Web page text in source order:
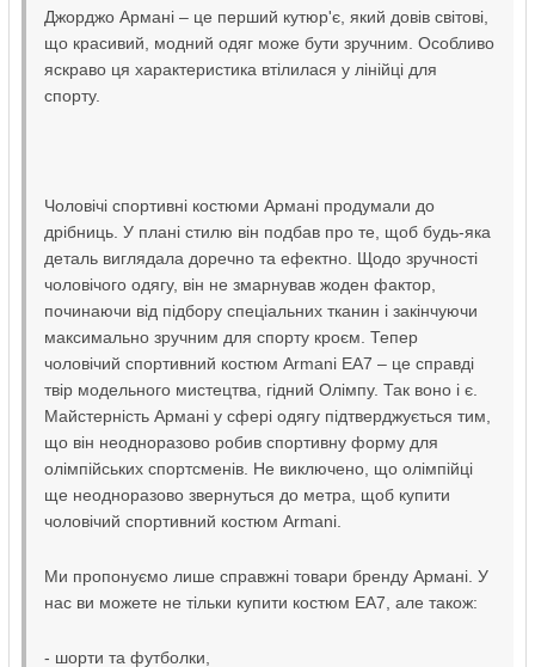
Джорджо Армані – це перший кутюр'є, який довів світові,
що красивий, модний одяг може бути зручним. Особливо
яскраво ця характеристика втілилася у лінійці для
спорту.
Чоловічі спортивні костюми Армані продумали до
дрібниць. У плані стилю він подбав про те, щоб будь-яка
деталь виглядала доречно та ефектно. Щодо зручності
чоловічого одягу, він не змарнував жоден фактор,
починаючи від підбору спеціальних тканин і закінчуючи
максимально зручним для спорту кроєм. Тепер
чоловічий спортивний костюм Armani EA7 – це справді
твір модельного мистецтва, гідний Олімпу. Так воно і є.
Майстерність Армані у сфері одягу підтверджується тим,
що він неодноразово робив спортивну форму для
олімпійських спортсменів. Не виключено, що олімпійці
ще неодноразово звернуться до метра, щоб купити
чоловічий спортивний костюм Armani.
Ми пропонуємо лише справжні товари бренду Армані. У
нас ви можете не тільки купити костюм EA7, але також:
- шорти та футболки,